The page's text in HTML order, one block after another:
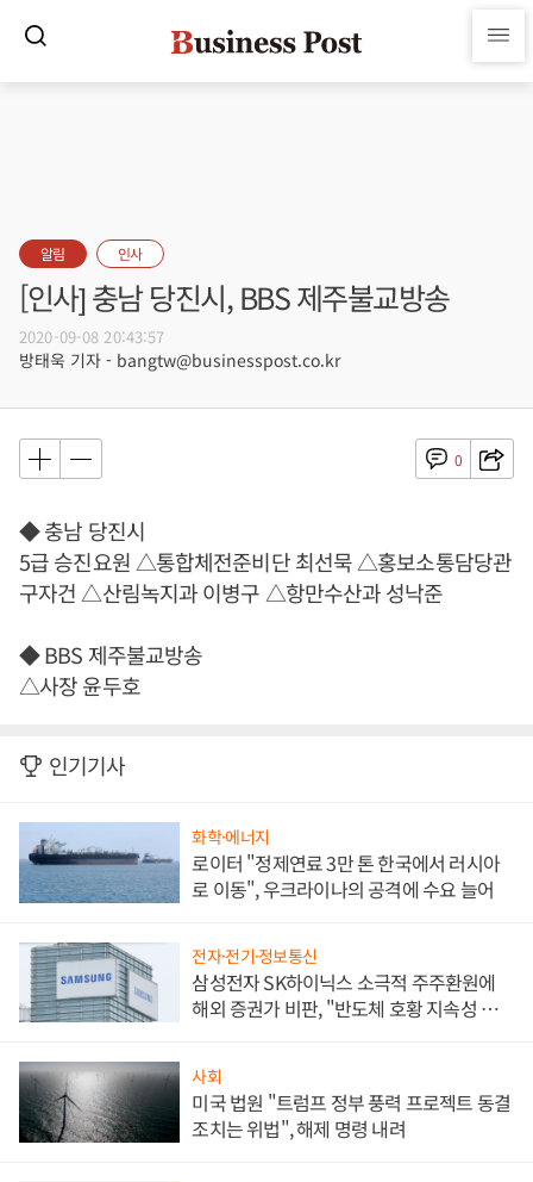
알림 인사
[인사] 충남 당진시, BBS 제주불교방송
2020-09-08 20:43:57
방태욱 기자 - bangtw@businesspost.co.kr
0
◆ 충남 당진시
5급 승진요원 △통합체전준비단 최선묵 △홍보소통담당관
구자건 △산림녹지과 이병구 △항만수산과 성낙준
◆ BBS 제주불교방송
△사장 윤두호
인기기사
화학·에너지
로이터 "정제연료 3만 톤 한국에서 러시아
로 이동", 우크라이나의 공격에 수요 늘어
전자·전기·정보통신
삼성전자 SK하이닉스 소극적 주주환원에
해외 증권가 비판, "반도체 호황 지속성 의
사회
미국 법원 "트럼프 정부 풍력 프로젝트 동결
조치는 위법", 해제 명령 내려